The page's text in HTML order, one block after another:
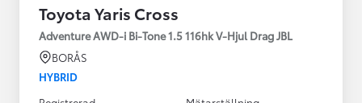
Toyota Yaris Cross
Adventure AWD-i Bi-Tone 1.5 116hk V-Hjul Drag JBL
BORÅS
HYBRID